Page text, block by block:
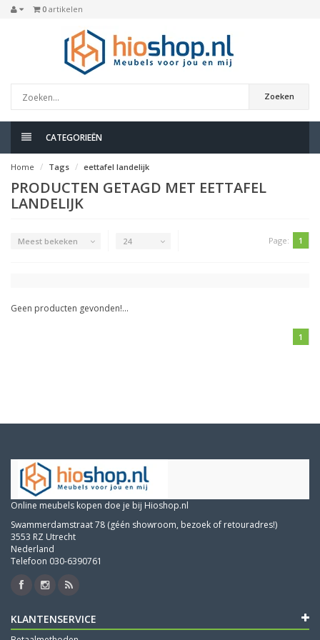
0 artikelen
Zoeken
CATEGORIEËN
Home Tags eettafel landelijk
PRODUCTEN GETAGD MET EETTAFEL
LANDELIJK
Meest bekeken 24 Page: 1
Geen producten gevonden!...
1
Online meubels kopen doe je bij Hioshop.nl
Swammerdamstraat 78 (géén showroom, bezoek of retouradres!)
3553 RZ Utrecht
Nederland
Telefoon 030-6390761
KLANTENSERVICE